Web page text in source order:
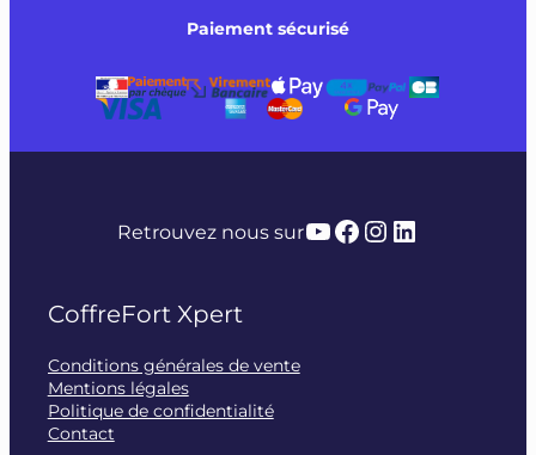
Paiement sécurisé
Retrouvez nous surYouTube
Facebook
Instagram
LinkedIn
CoffreFort Xpert
Conditions générales de vente
Mentions légales
Politique de confidentialité
Contact